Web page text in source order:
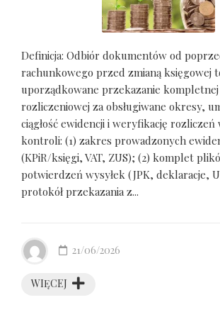
Definicja: Odbiór dokumentów od
rachunkowego przed zmianą księgowej
uporządkowane przekazanie
rozliczeniowej za obsługiwane okresy,
ciągłość ewidencji i weryfikację rozliczeń
kontroli: (1) zakres prowadzonych
(KPiR/księgi, VAT, ZUS); (2) komplet
potwierdzeń wysyłek (JPK, deklaracje,
protokół przekazania z...
WIĘCEJ
21/06/2026